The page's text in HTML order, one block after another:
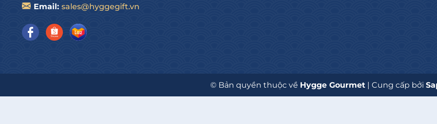
Email: sales@hyggegift.vn
© Bản quyền thuộc về Hygge Gourmet | Cung cấp bởi